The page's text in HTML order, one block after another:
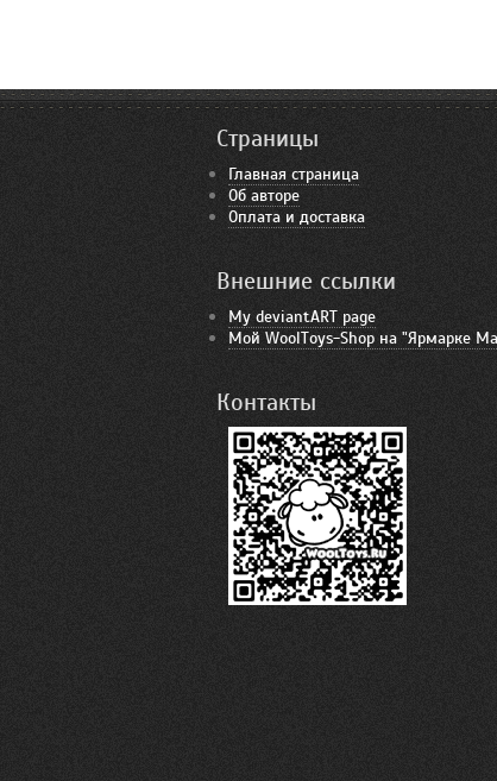
Страницы
Главная страница
Об авторе
Оплата и доставка
Внешние ссылки
My deviantART page
Мой WoolToys-Shop на "Ярмарке
Контакты